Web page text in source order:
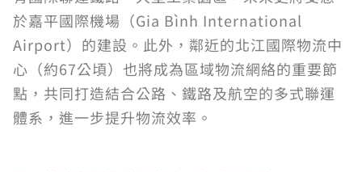
於嘉平國際機場（Gia Bình International
Airport）的建設。此外，鄰近的北江國際物流中
心（約67公頃）也將成為區域物流網絡的重要節
點，共同打造結合公路、鐵路及航空的多式聯運
體系，進一步提升物流效率。